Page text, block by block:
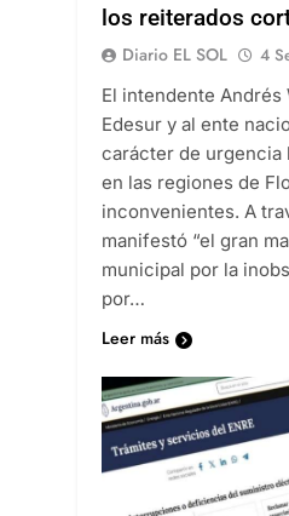
los reiterados
Diario EL SOL 4
El intendente
Edesur y al ente
carácter de urgencia
en las regiones de
inconvenientes. A
manifestó “el gran
municipal por la
por…
Leer más